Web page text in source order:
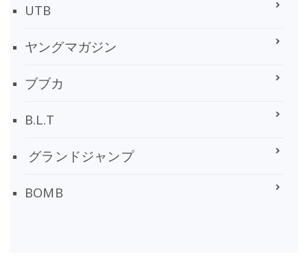
UTB
ヤングマガジン
ブブカ
B.L.T
グランドジャンプ
BOMB